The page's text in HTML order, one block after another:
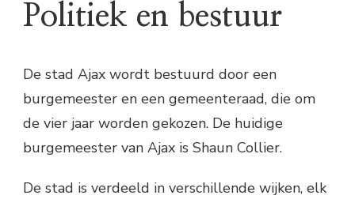
Politiek en bestuur
De stad Ajax wordt bestuurd door een
burgemeester en een gemeenteraad, die om
de vier jaar worden gekozen. De huidige
burgemeester van Ajax is Shaun Collier.
De stad is verdeeld in verschillende wijken, elk